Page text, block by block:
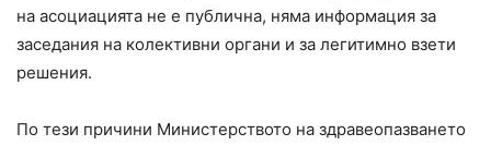
на асоциацията не е публична, няма информация за
заседания на колективни органи и за легитимно взети
решения.
По тези причини Министерството на здравеопазването